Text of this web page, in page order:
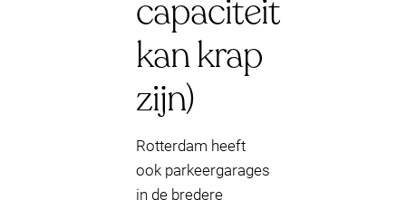
capaciteit
kan krap
zijn)
Rotterdam heeft
ook parkeergarages
in de bredere